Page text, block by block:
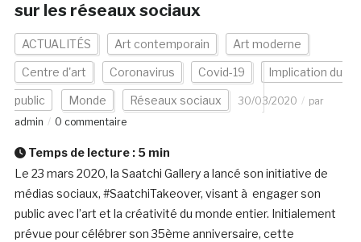
sur les réseaux sociaux
ACTUALITÉS Art contemporain Art moderne
Centre d'art Coronavirus Covid-19 Implication du
public Monde Réseaux sociaux 30/03/2020
par
admin
0 commentaire
Temps de lecture : 5 min
Le 23 mars 2020, la Saatchi Gallery a lancé son initiative de
médias sociaux, #SaatchiTakeover, visant à engager son
public avec l’art et la créativité du monde entier. Initialement
prévue pour célébrer son 35ème anniversaire, cette